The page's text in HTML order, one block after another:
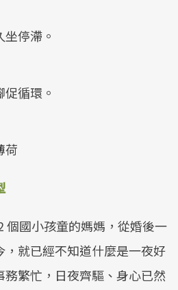
停滯。
循環。
荷
個國小孩童的媽媽，從婚後一
就已經不知道什麼是一夜好
繁忙，日夜齊驅、身心已然